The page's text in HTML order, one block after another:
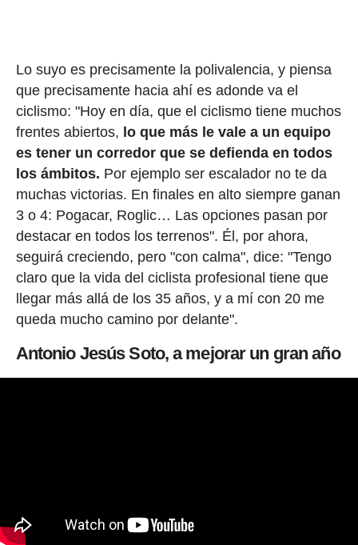
Lo suyo es precisamente la polivalencia, y piensa
que precisamente hacia ahí es adonde va el
ciclismo: "Hoy en día, que el ciclismo tiene muchos
frentes abiertos, lo que más le vale a un equipo
es tener un corredor que se defienda en todos
los ámbitos. Por ejemplo ser escalador no te da
muchas victorias. En finales en alto siempre ganan
3 o 4: Pogacar, Roglic… Las opciones pasan por
destacar en todos los terrenos". Él, por ahora,
seguirá creciendo, pero "con calma", dice: "Tengo
claro que la vida del ciclista profesional tiene que
llegar más allá de los 35 años, y a mí con 20 me
queda mucho camino por delante".
Antonio Jesús Soto, a mejorar un gran año